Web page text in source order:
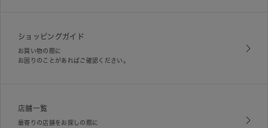
ショッピングガイド
お買い物の際に
お困りのことがあればご確認ください。
店舗一覧
最寄りの店舗をお探しの際に